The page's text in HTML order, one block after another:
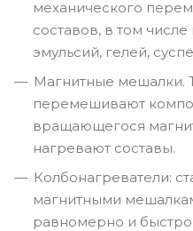
механического
составов, в том числе
эмульсий, гелей,
Магнитные мешалки.
перемешивают
вращающегося
нагревают составы.
Колбонагреватели:
магнитными
равномерно и